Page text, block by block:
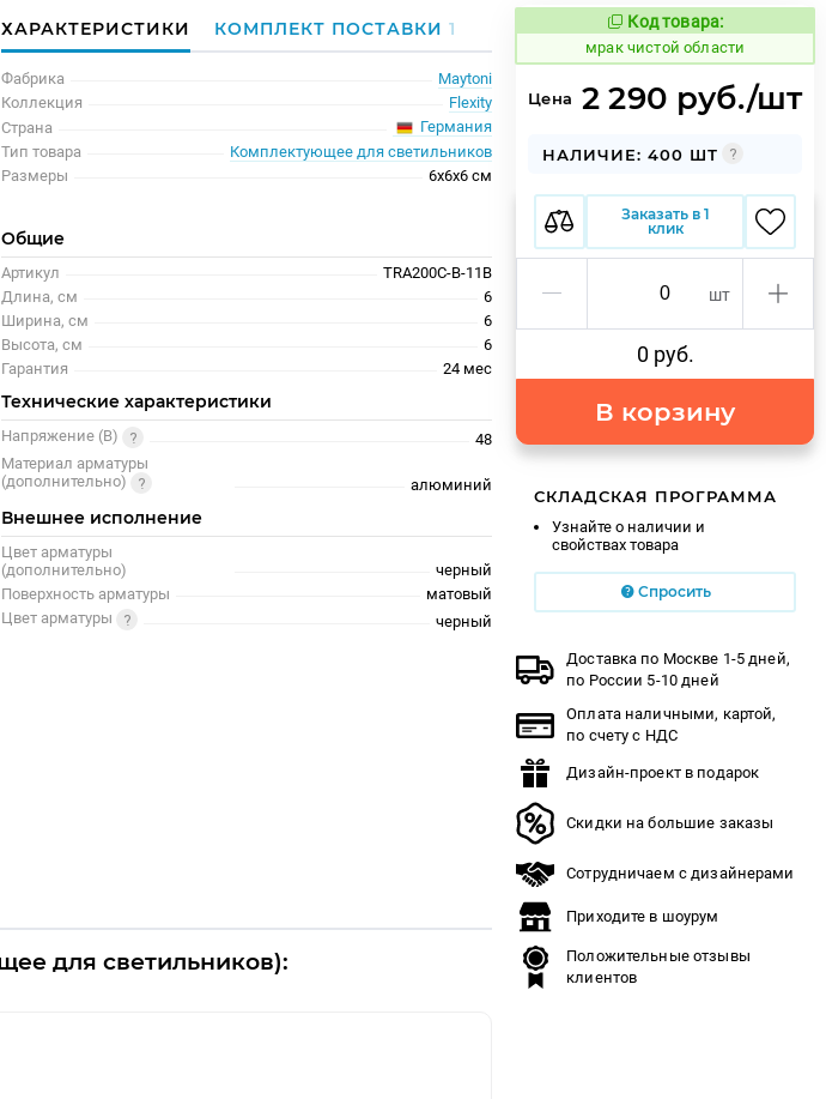
ХАРАКТЕРИСТИКИ КОМПЛЕКТ ПОСТАВКИ1
Фабрика
Maytoni
Коллекция
Flexity
Страна
Германия
Тип товара
Комплектующее для светильников
Размеры
6x6x6 см
Общие
Артикул
TRA200C-B-11B
Длина, см
6
Ширина, см
6
Высота, см
6
Гарантия
24 меc
Технические характеристики
Напряжение (В)
48
Материал арматуры
(дополнительно)
алюминий
Внешнее исполнение
Цвет арматуры
(дополнительно)
черный
Поверхность арматуры
матовый
Цвет арматуры
черный
для светильников):
Код товара:
1061438 Код товара:
мрак чистой области
Цена 2 290 руб./шт
НАЛИЧИЕ: 400 ШТ
Заказать в 1
клик
шт
0 руб.
В корзину
СКЛАДСКАЯ ПРОГРАММА
Узнайте о наличии и
свойствах товара
Спросить
Доставка по Москве 1-5 дней,
по России 5-10 дней
Оплата наличными, картой,
по счету с НДС
Дизайн-проект в подарок
Скидки на большие заказы
Сотрудничаем с дизайнерами
Приходите в шоурум
Положительные отзывы
клиентов